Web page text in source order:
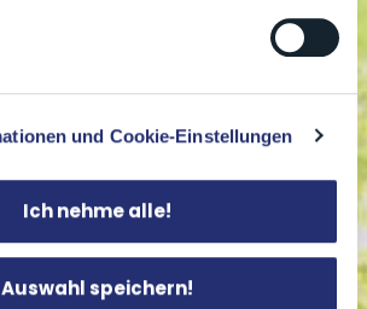
und Cookie-Einstellungen
Ich nehme alle!
Auswahl speichern!